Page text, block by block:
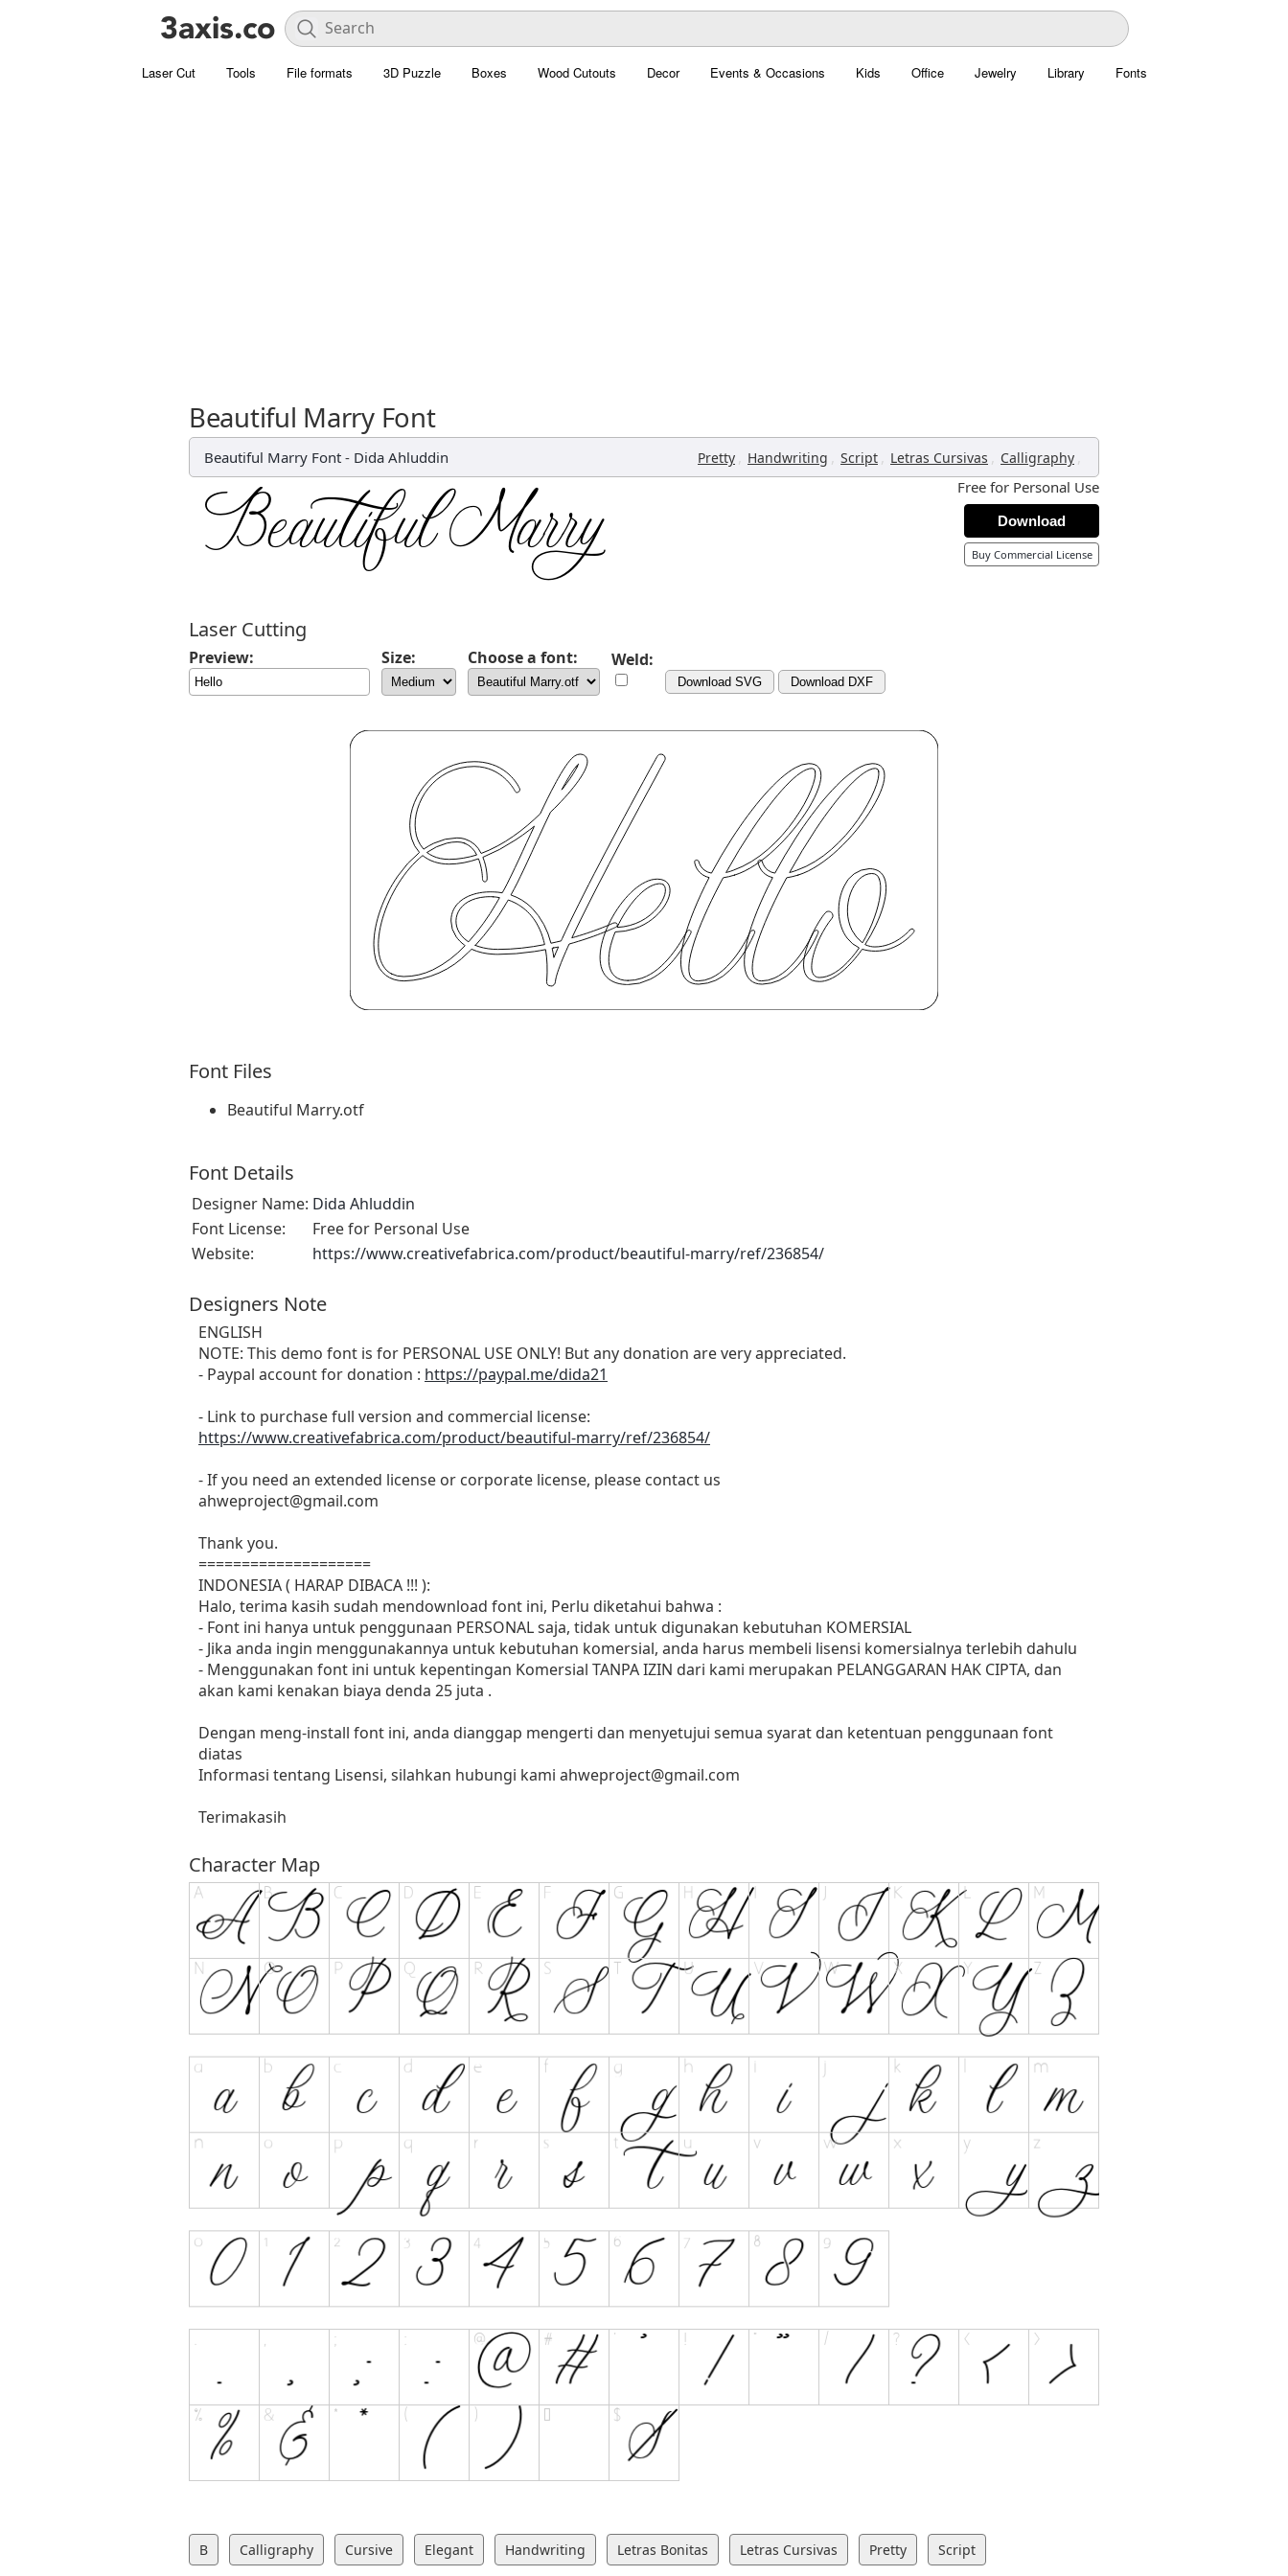
Laser Cut Tools File formats 3D Puzzle Boxes Wood Cutouts Decor Events & Occasions Kids Office Jewelry Library Fonts
Beautiful Marry Font
Beautiful Marry Font - Dida Ahluddin Pretty , Handwriting , Script , Letras Cursivas , Calligraphy ,
Free for Personal Use
Download
Buy Commercial License
Laser Cutting
Preview: Size: Choose a font: Weld:
Download SVG Download DXF
Font Files
Beautiful Marry.otf
Font Details
Designer Name: Dida Ahluddin
Font License:
Free for Personal Use
Website:
https://www.creativefabrica.com/product/beautiful-marry/ref/236854/
Designers Note
ENGLISH
NOTE: This demo font is for PERSONAL USE ONLY! But any donation are very appreciated.
- Paypal account for donation : https://paypal.me/dida21
- Link to purchase full version and commercial license:
https://www.creativefabrica.com/product/beautiful-marry/ref/236854/
- If you need an extended license or corporate license, please contact us
ahweproject@gmail.com
Thank you.
====================
INDONESIA ( HARAP DIBACA !!! ):
Halo, terima kasih sudah mendownload font ini, Perlu diketahui bahwa :
- Font ini hanya untuk penggunaan PERSONAL saja, tidak untuk digunakan kebutuhan KOMERSIAL
- Jika anda ingin menggunakannya untuk kebutuhan komersial, anda harus membeli lisensi komersialnya terlebih dahulu
- Menggunakan font ini untuk kepentingan Komersial TANPA IZIN dari kami merupakan PELANGGARAN HAK CIPTA, dan
akan kami kenakan biaya denda 25 juta .
Dengan meng-install font ini, anda dianggap mengerti dan menyetujui semua syarat dan ketentuan penggunaan font
diatas
Informasi tentang Lisensi, silahkan hubungi kami ahweproject@gmail.com
Terimakasih
Character Map
B Calligraphy Cursive Elegant Handwriting Letras Bonitas Letras Cursivas Pretty Script